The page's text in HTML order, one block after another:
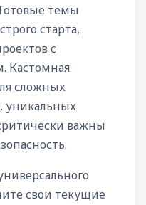
темы
старта,
с
Кастомная
сложных
уникальных
важны
свои текущие